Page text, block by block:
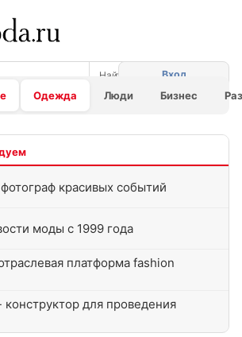
Одежда Люди Бизнес
Вход
красивых событий
моды с 1999 года
платформа fashion
конструктор для проведения